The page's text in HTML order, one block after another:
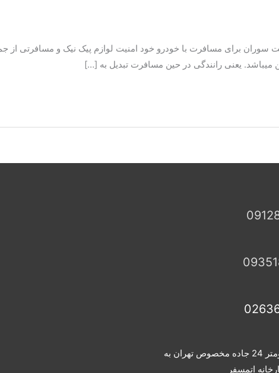
دغدغه های پراید وانت سوران برای مسافرت با خودرو خود امنیت لوازم پیک نیک و
میباشد. یعنی رانندگی در حین مسافرت تبدیل به […]
آدرس : کیلومتر 24 جاده مخصوص تهران به
اتمسفر